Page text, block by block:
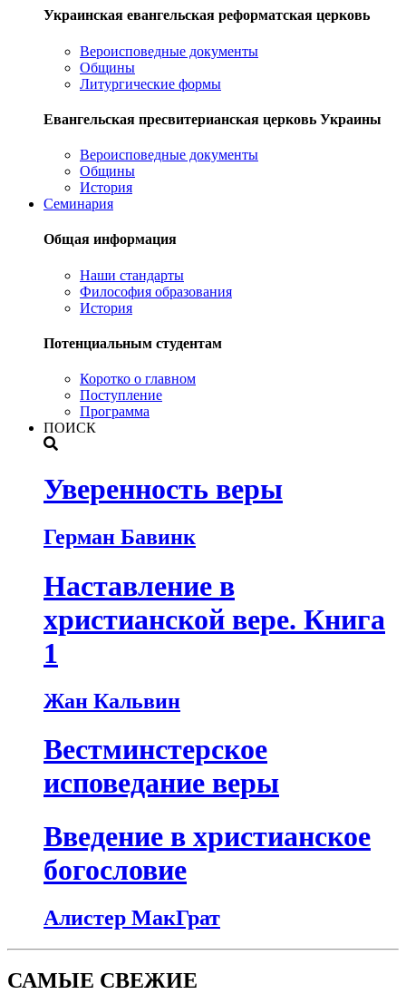
Украинская евангельская реформатская церковь
Вероисповедные документы
Общины
Литургические формы
Евангельская пресвитерианская церковь Украины
Вероисповедные документы
Общины
История
Семинария
Общая информация
Наши стандарты
Философия образования
История
Потенциальным студентам
Коротко о главном
Поступление
Программа
ПОИСК
Уверенность веры
Герман Бавинк
Наставление в
христианской вере. Книга
1
Жан Кальвин
Вестминстерское
исповедание веры
Введение в христианское
богословие
Алистер МакГрат
САМЫЕ СВЕЖИЕ